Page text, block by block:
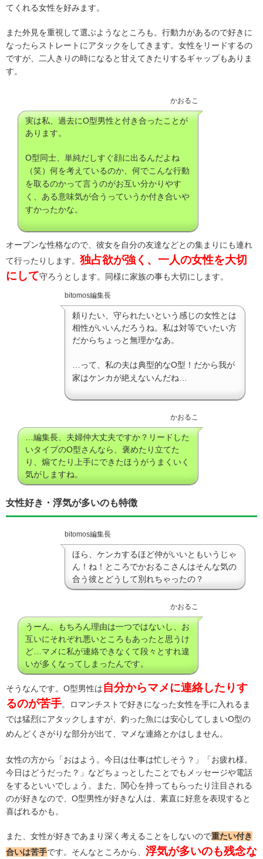
てくれる女性を好みます。
また外見を重視して選ぶようなところも。行動力があるので好きに
なったらストレートにアタックをしてきます。女性をリードするの
ですが、二人きりの時になると甘えてきたりするギャップもありま
す。
かおるこ
実は私、過去にO型男性と付き合ったことが
あります。
O型同士、単純だしすぐ顔に出るんだよね
（笑）何を考えているのか、何でこんな行動
を取るのかって言うのがお互い分かりやす
く、ある意味気が合うっていうか付き合いや
すかったかな。
オープンな性格なので、彼女を自分の友達などとの集まりにも連れ
て行ったりします。 独占欲が強く、一人の女性を大切
にして守ろうとします。同様に家族の事も大切にします。
bitomos編集長
頼りたい、守られたいという感じの女性とは
相性がいいんだろうね。私は対等でいたい方
だからちょっと無理かなあ。
…って、私の夫は典型的なO型！だから我が
家はケンカが絶えないんだね…
かおるこ
…編集長、夫婦仲大丈夫ですか？リードした
いタイプのO型さんなら、褒めたり立てた
り、煽てたり上手にできたほうがうまくいく
気がしますね。
女性好き・浮気が多いのも特徴
bitomos編集長
ほら、ケンカするほど仲がいいともいうじゃ
ん！ね！ところでかおるこさんはそんな気の
合う彼とどうして別れちゃったの？
かおるこ
うーん、もちろん理由は一つではないし、お
互いにそれぞれ悪いところもあったと思うけ
ど…マメに私が連絡できなくて段々とすれ違
いが多くなってしまったんです。
そうなんです。O型男性は自分からマメに連絡したりす
るのが苦手。ロマンチストで好きになった女性を手に入れるま
では猛烈にアタックしますが、釣った魚には安心してしまいO型の
めんどくさがりな部分が出て、マメな連絡とかはしません。
女性の方から「おはよう。今日は仕事は忙しそう？」「お疲れ様。
今日はどうだった？」などちょっとしたことでもメッセージや電話
をするといいでしょう。また、関心を持ってもらったり注目される
のが好きなので、O型男性が好きな人は、素直に好意を表現すると
喜ばれるかも。
また、女性が好きであまり深く考えることをしないので重たい付き
合いは苦手です。そんなところから、 浮気が多いのも残念な